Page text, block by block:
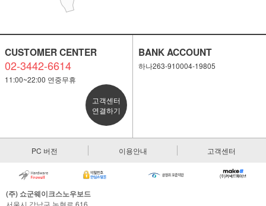
페이코 ID로 페
PAYCO 바로
CUSTOMER CENTER
02-3442-6614
11:00~22:00 연중무휴
고객센터
연결하기
BANK ACCOUNT
하나263-910004-19805
PC 버전 이용안내 고객센터
(주) 쇼군웨이크스노우보드
서울시 강남구 논현로 616